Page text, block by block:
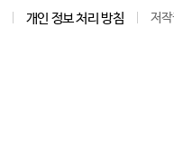
개인 정보 처리 방침 저